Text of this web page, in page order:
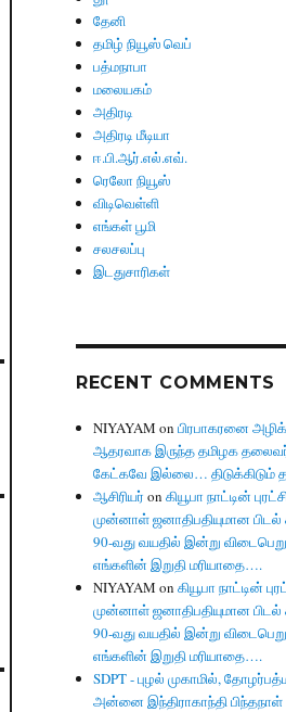
தேனி
தமிழ் நியூஸ் வெப்
பத்மநாபா
மலையகம்
அதிரடி
அதிரடி மீடியா
ஈ.பி.ஆர்.எல்.எவ்.
ரெலோ நியூஸ்
விடிவெள்ளி
எங்கள் பூமி
சலசலப்பு
இடதுசாரிகள்
RECENT COMMENTS
NIYAYAM onபிரபாகரனை
ஆதரவாக இருந்த தமிழக
கேட்கவே இல்லை… திடுக்கிடும்
ஆசிரியர் onகியூபா நாட்டின்
முன்னாள் ஜனாதிபதியுமான
90-வது வயதில் இன்று
எங்களின் இறுதி மரியாதை….
NIYAYAM onகியூபா நாட்டின்
முன்னாள் ஜனாதிபதியுமான
90-வது வயதில் இன்று
எங்களின் இறுதி மரியாதை….
SDPT - புழல் முகாமில்,
அன்னை இந்திராகாந்தி பிந்தநாள்